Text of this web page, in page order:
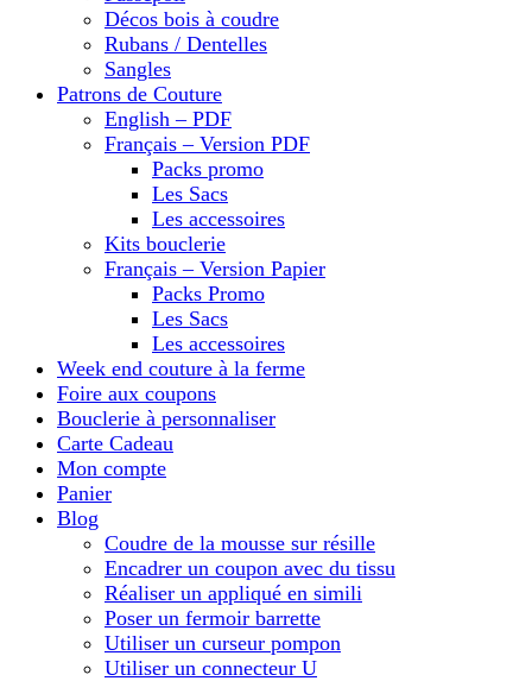
Décos bois à coudre
Rubans / Dentelles
Sangles
Patrons de Couture
English – PDF
Français – Version PDF
Packs promo
Les Sacs
Les accessoires
Kits bouclerie
Français – Version Papier
Packs Promo
Les Sacs
Les accessoires
Week end couture à la ferme
Foire aux coupons
Bouclerie à personnaliser
Carte Cadeau
Mon compte
Panier
Blog
Coudre de la mousse sur résille
Encadrer un coupon avec du tissu
Réaliser un appliqué en simili
Poser un fermoir barrette
Utiliser un curseur pompon
Utiliser un connecteur U